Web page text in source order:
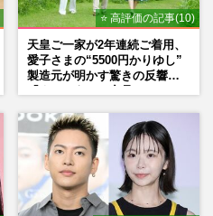
⭐ 高評価の記事(10)
天皇ご一家が2年連続ご着用、
愛子さまの“5500円かりゆし”
製造元が明かす驚きの反響